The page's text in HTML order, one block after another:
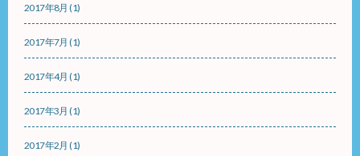
2017年8月 (1)
2017年7月 (1)
2017年4月 (1)
2017年3月 (1)
2017年2月 (1)